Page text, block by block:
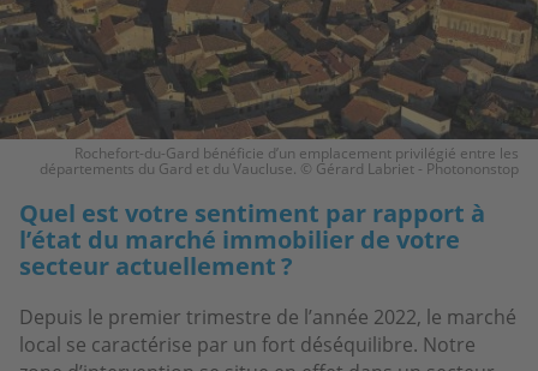
Rochefort-du-Gard bénéficie d’un emplacement privilégié entre les
départements du Gard et du Vaucluse. © Gérard Labriet - Photononstop
Quel est votre sentiment par rapport à
l’état du marché immobilier de votre
secteur actuellement ?
Depuis le premier trimestre de l’année 2022, le marché
local se caractérise par un fort déséquilibre. Notre